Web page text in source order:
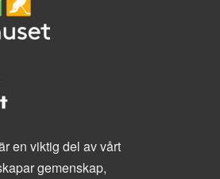
en viktig del av vårt
gemenskap,